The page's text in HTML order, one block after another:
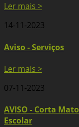
Ler mais >
14-11-2023
Aviso - Serviços
Ler mais >
07-11-2023
AVISO - Corta Mato
Escolar